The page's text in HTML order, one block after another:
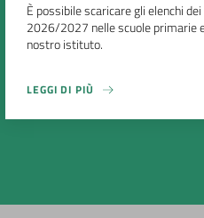
È possibile scaricare gli elenchi
2026/2027 nelle scuole primarie
nostro istituto.
LEGGI DI PIÙ